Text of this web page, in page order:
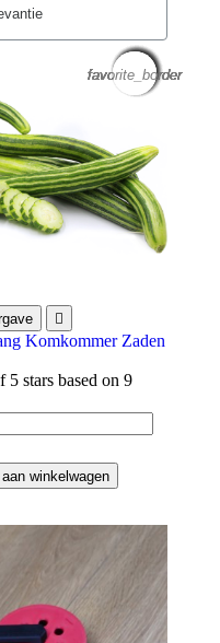
favorite_border
favorite_border
favorite_border
favorite_border

Komkommer Zaden
stars based on 9
winkelwagen
favorite_border
favorite_border
favorite_border
favorite_border
favorite_border